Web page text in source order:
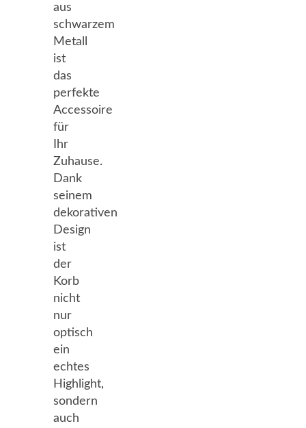
aus
schwarzem
Metall
ist
das
perfekte
Accessoire
für
Ihr
Zuhause.
Dank
seinem
dekorativen
Design
ist
der
Korb
nicht
nur
optisch
ein
echtes
Highlight,
sondern
auch